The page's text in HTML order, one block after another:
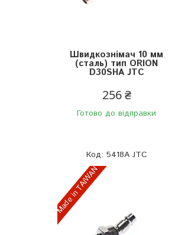
Швидкознімач 10 мм
(сталь) тип ORION
D30SHA JTC
256 ₴
Готово до відправки
5418A JTC
Made in TAIWAN